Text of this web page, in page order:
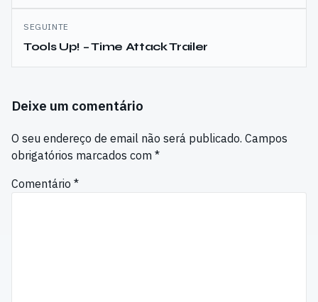
SEGUINTE
Tools Up! – Time Attack Trailer
Deixe um comentário
O seu endereço de email não será publicado. Campos
obrigatórios marcados com *
Comentário *